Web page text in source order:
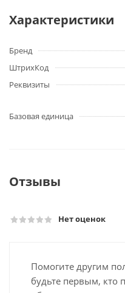
Характеристики
Бренд
ШтрихКод
Реквизиты
Базовая единица
Отзывы
Нет оценок
Помогите другим
будьте первым, кто